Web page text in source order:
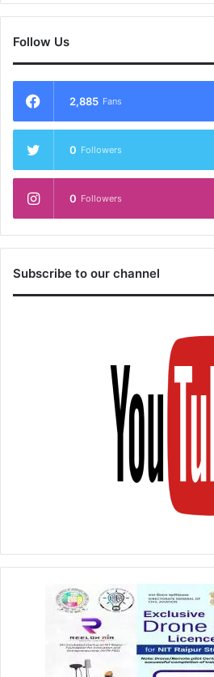
Follow Us
2,885 Fans
0 Followers
0 Followers
Subscribe to our channel